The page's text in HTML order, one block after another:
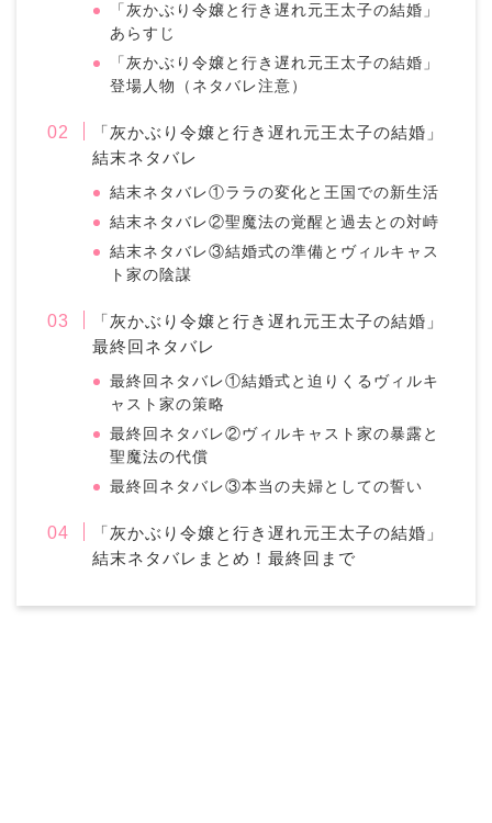
「灰かぶり令嬢と行き遅れ元王太子の結婚」
あらすじ
「灰かぶり令嬢と行き遅れ元王太子の結婚」
登場人物（ネタバレ注意）
「灰かぶり令嬢と行き遅れ元王太子の結婚」
結末ネタバレ
結末ネタバレ①ララの変化と王国での新生活
結末ネタバレ②聖魔法の覚醒と過去との対峙
結末ネタバレ③結婚式の準備とヴィルキャス
ト家の陰謀
「灰かぶり令嬢と行き遅れ元王太子の結婚」
最終回ネタバレ
最終回ネタバレ①結婚式と迫りくるヴィルキ
ャスト家の策略
最終回ネタバレ②ヴィルキャスト家の暴露と
聖魔法の代償
最終回ネタバレ③本当の夫婦としての誓い
「灰かぶり令嬢と行き遅れ元王太子の結婚」
結末ネタバレまとめ！最終回まで